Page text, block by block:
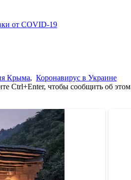
от COVID-19
Крыма, Коронавирус в Украине
Ctrl+Enter, чтобы сообщить об